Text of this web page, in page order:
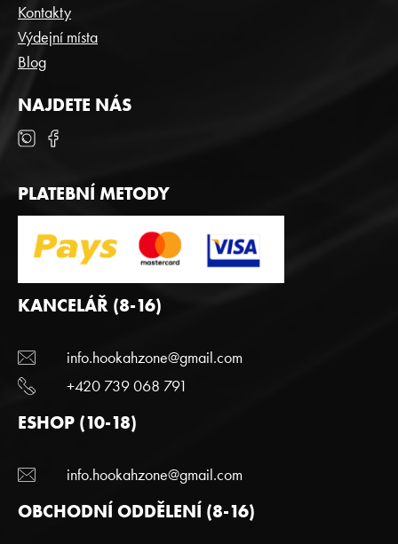
Kontakty
Výdejní místa
Blog
NAJDETE NÁS
PLATEBNÍ METODY
KANCELÁŘ (8-16)
info.hookahzone@gmail.com
+420 739 068 791
ESHOP (10-18)
info.hookahzone@gmail.com
OBCHODNÍ ODDĚLENÍ (8-16)